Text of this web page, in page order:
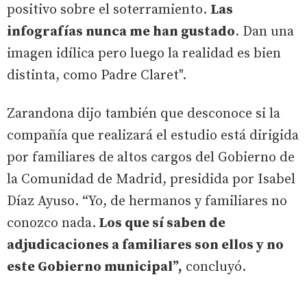
positivo sobre el soterramiento. Las
infografías nunca me han gustado. Dan una
imagen idílica pero luego la realidad es bien
distinta, como Padre Claret".
Zarandona dijo también que desconoce si la
compañía que realizará el estudio está dirigida
por familiares de altos cargos del Gobierno de
la Comunidad de Madrid, presidida por Isabel
Díaz Ayuso. “Yo, de hermanos y familiares no
conozco nada. Los que sí saben de
adjudicaciones a familiares son ellos y no
este Gobierno municipal”, concluyó.